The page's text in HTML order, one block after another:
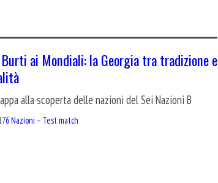
Burti ai Mondiali: la Georgia tra tradizione e
alla scoperta delle nazioni del Sei Nazioni B
6 Nazioni – Test match